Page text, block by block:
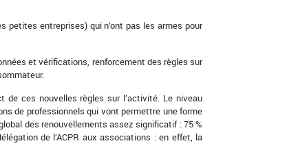
entreprises) qui n’ont pas les armes pour
et vérifications, renforcement des règles sur
de ces nouvelles règles sur l’activité. Le niveau
de professionnels qui vont permettre une forme
des renouvellements assez significatif : 75 %
de l’ACPR aux associations : en effet, la